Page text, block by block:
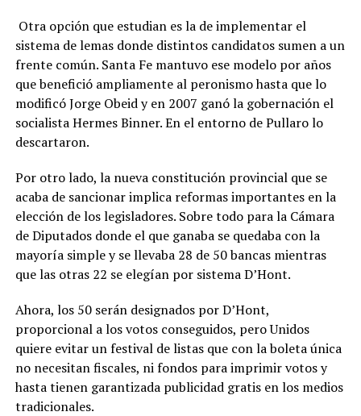
Otra opción que estudian es la de implementar el
sistema de lemas donde distintos candidatos sumen a un
frente común. Santa Fe mantuvo ese modelo por años
que benefició ampliamente al peronismo hasta que lo
modificó Jorge Obeid y en 2007 ganó la gobernación el
socialista Hermes Binner. En el entorno de Pullaro lo
descartaron.
Por otro lado, la nueva constitución provincial que se
acaba de sancionar implica reformas importantes en la
elección de los legisladores. Sobre todo para la Cámara
de Diputados donde el que ganaba se quedaba con la
mayoría simple y se llevaba 28 de 50 bancas mientras
que las otras 22 se elegían por sistema D’Hont.
Ahora, los 50 serán designados por D’Hont,
proporcional a los votos conseguidos, pero Unidos
quiere evitar un festival de listas que con la boleta única
no necesitan fiscales, ni fondos para imprimir votos y
hasta tienen garantizada publicidad gratis en los medios
tradicionales.